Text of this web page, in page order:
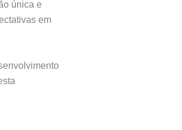
única e
em